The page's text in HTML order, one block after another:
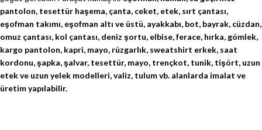
pantolon, tesettür haşema, çanta, ceket, etek, sırt çantası,
eşofman takımı, eşofman altı ve üstü, ayakkabı, bot, bayrak, cüzdan,
omuz çantası, kol çantası, deniz şortu, elbise, ferace, hırka, gömlek,
kargo pantolon, kapri, mayo, rüzgarlık, sweatshirt erkek, saat
kordonu, şapka, şalvar, tesettür, mayo, trençkot, tunik, tişört, uzun
etek ve uzun yelek modelleri, valiz, tulum vb. alanlarda imalat ve
üretim yapılabilir.